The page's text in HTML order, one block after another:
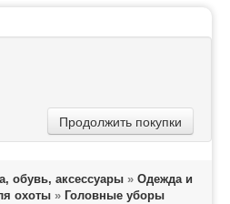
Продолжить покупки
обувь, аксессуары » Одежда и
охоты » Головные уборы